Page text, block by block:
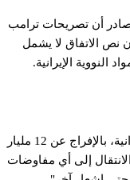
أن تصريحات ترامب
نص الاتفاق لا يشمل
النووية الإيرانية.
بالإفراج عن 12 مليار
إلى أي مفاوضات